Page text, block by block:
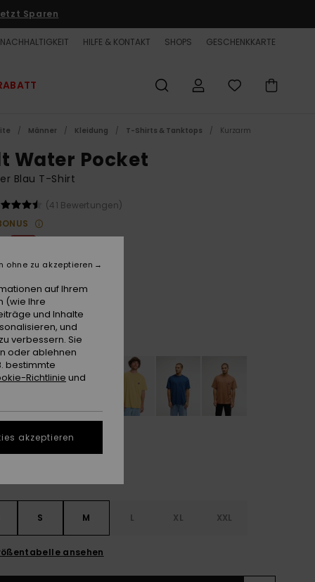
Sparen
NACHHALTIGKEIT HILFE & KONTAKT SHOPS GESCHENKKARTE
Männer Kleidung T-Shirts & Tanktops Kurzarm
Water Pocket
Blau T-Shirt
(41 Bewertungen)
€
RABATT EXTRA 25 %
Dark Navy
S M L XL XXL
ansehen
auf Ihrem
(wie Ihre
und Inhalte
und
verbessern. Sie
oder ablehnen
bestimmte
Richtlinie und
ohne zu akzeptieren
akzeptieren